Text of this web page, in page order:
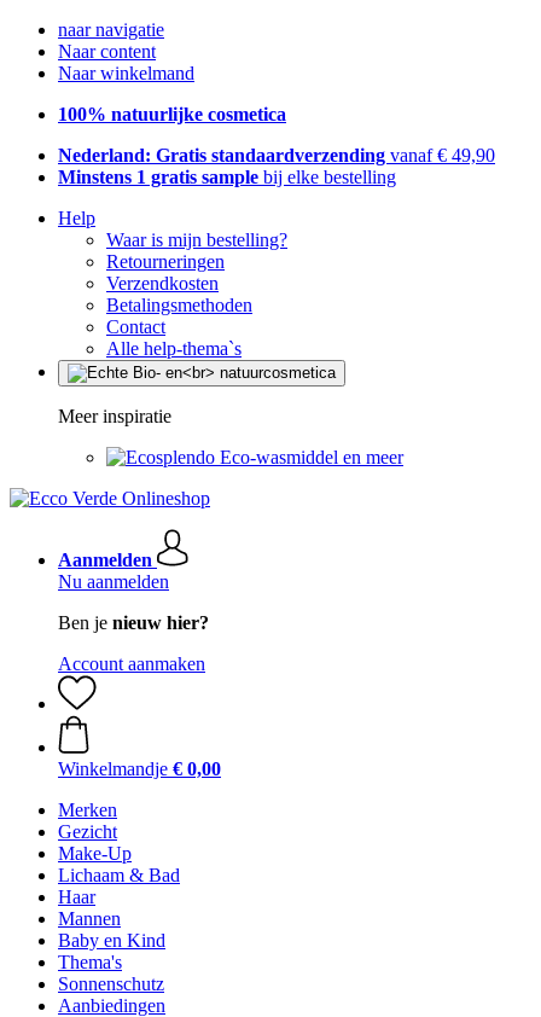
naar navigatie
Naar content
Naar winkelmand
100% natuurlijke cosmetica
Nederland: Gratis standaardverzending vanaf € 49,90
Minstens 1 gratis sample bij elke bestelling
Help
Waar is mijn bestelling?
Retourneringen
Verzendkosten
Betalingsmethoden
Contact
Alle help-thema`s
Meer inspiratie
Eco-wasmiddel en meer
Aanmelden
Nu aanmelden
Ben je nieuw hier?
Account aanmaken
Winkelmandje € 0,00
Merken
Gezicht
Make-Up
Lichaam & Bad
Haar
Mannen
Baby en Kind
Thema's
Sonnenschutz
Aanbiedingen